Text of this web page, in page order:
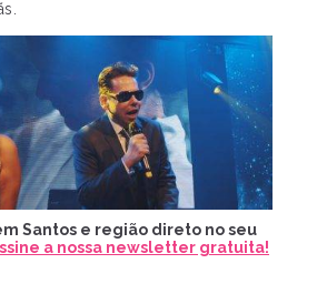
Santos e região direto no seu
a nossa newsletter gratuita!